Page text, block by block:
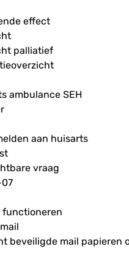
effect
palliatief
ambulance SEH
aan huisarts
vraag
functioneren
beveiligde mail papieren